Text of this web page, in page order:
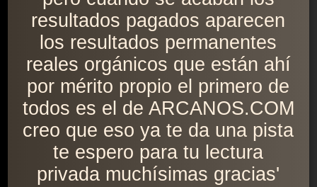
resultados pagados aparecen
los resultados permanentes
reales orgánicos que están ahí
por mérito propio el primero de
todos es el de ARCANOS.COM
creo que eso ya te da una pista
te espero para tu lectura
privada muchísimas gracias'